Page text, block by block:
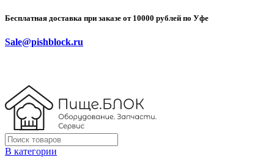
Бесплатная доставка при заказе от 10000 рублей по Уфе
Sale@pishblock.ru
В категории